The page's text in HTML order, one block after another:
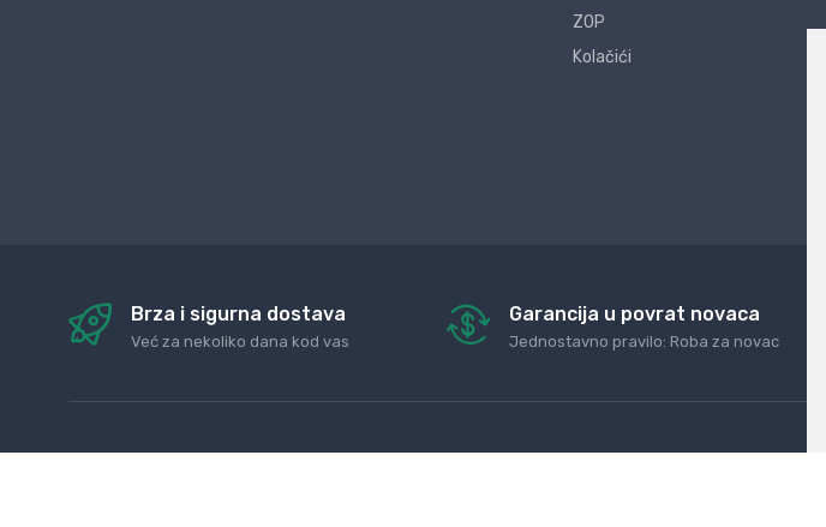
ZOP
Kolačići
Brza i sigurna dostava
Već za nekoliko dana kod vas
Garancija u povrat novaca
Jednostavno pravilo: Roba za novac